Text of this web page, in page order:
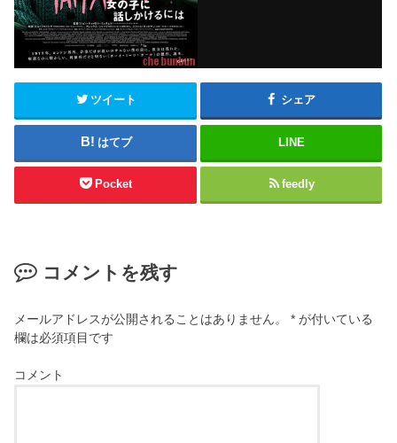
ツイート シェア
はてブ LINE
Pocket feedly
コメントを残す
メールアドレスが公開されることはありません。 * が付いている
欄は必須項目です
コメント